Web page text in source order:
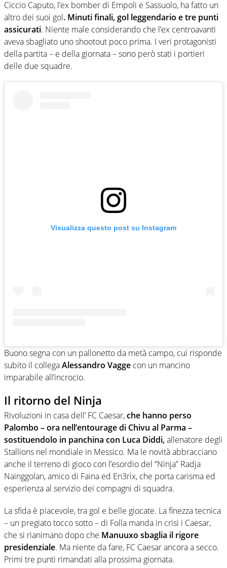
Ciccio Caputo, l’ex bomber di Empoli e Sassuolo, ha fatto un
altro dei suoi gol. Minuti finali, gol leggendario e tre punti
assicurati. Niente male considerando che l’ex centroavanti
aveva sbagliato uno shootout poco prima. I veri protagonisti
della partita – e della giornata – sono però stati i portieri
delle due squadre.
Visualizza questo post su Instagram
Buono segna con un pallonetto da metà campo, cui risponde
subito il collegaAlessandro Vagge con un mancino
imparabile all’incrocio.
Il ritorno del Ninja
Rivoluzioni in casa dell’ FC Caesar,che hanno perso
Palombo – ora nell’entourage di Chivu al Parma –
sostituendolo in panchina con Luca Diddi,allenatore degli
Stallions nel mondiale in Messico. Ma le novità abbracciano
anche il terreno di gioco con l’esordio del “Ninja” Radja
Nainggolan, amico di Faina ed En3rix, che porta carisma ed
esperienza al servizio dei compagni di squadra.
La sfida è piacevole, tra gol e belle giocate. La finezza tecnica
– un pregiato tocco sotto – di Folla manda in crisi i Caesar,
che si rianimano dopo che Manuuxo sbaglia il rigore
presidenziale. Ma niente da fare, FC Caesar ancora a secco.
Primi tre punti rimandati alla prossima giornata.